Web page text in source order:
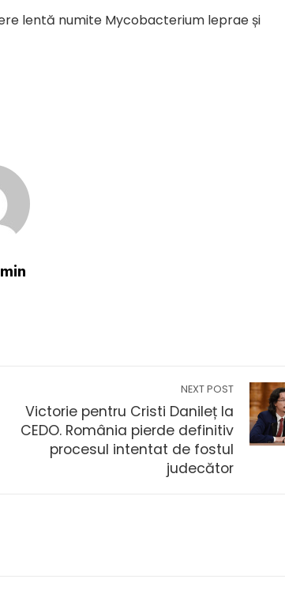
lentă numite Mycobacterium leprae și
NEXT POST
Victorie pentru Cristi Danileț la
CEDO. România pierde definitiv
procesul intentat de fostul
judecător